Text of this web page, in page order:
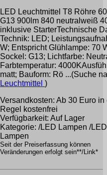
LED Leuchtmittel T8 Röhre
G13 900lm 840 neutralweiß
inklusive StarterTechnische
Technik: LED;
W; Entspricht Glühlampe: 70
Sockel: G13; Lichtfarbe:
Farbtemperatur:
matt; Bauform: Rö ...(Suche
Leuchtmittel )
Versandkosten: Ab 30 Euro in
Regel kostenfrei
Verfügbarkeit: Auf Lager
Kategorie: /LED Lampen /LED
Lampen
Seit der Preiserfassung können
Veränderungen erfolgt sein**/Link*